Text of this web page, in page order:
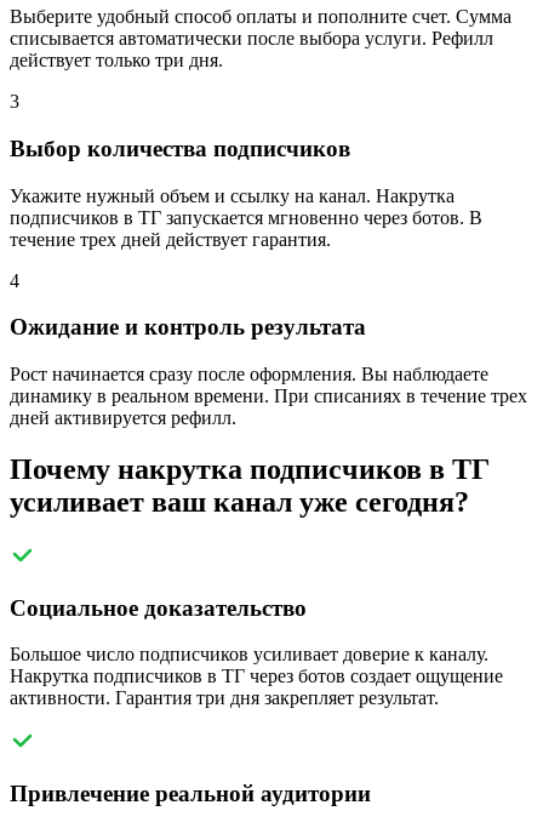
Выберите удобный способ оплаты и пополните счет. Сумма
списывается автоматически после выбора услуги. Рефилл
действует только три дня.
3
Выбор количества подписчиков
Укажите нужный объем и ссылку на канал. Накрутка
подписчиков в ТГ запускается мгновенно через ботов. В
течение трех дней действует гарантия.
4
Ожидание и контроль результата
Рост начинается сразу после оформления. Вы наблюдаете
динамику в реальном времени. При списаниях в течение трех
дней активируется рефилл.
Почему накрутка подписчиков в ТГ
усиливает ваш канал уже сегодня?
Социальное доказательство
Большое число подписчиков усиливает доверие к каналу.
Накрутка подписчиков в ТГ через ботов создает ощущение
активности. Гарантия три дня закрепляет результат.
Привлечение реальной аудитории